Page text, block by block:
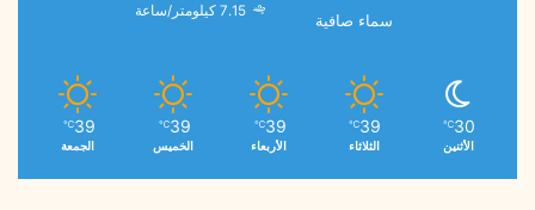
سماء صافية
7.15 كيلومتر/ساعة
30
℃
الأثنين
39
℃
الثلاثاء
39
℃
الأربعاء
39
℃
الخميس
39
℃
الجمعة